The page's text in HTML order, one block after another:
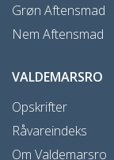
Grøn Aftensmad
Nem Aftensmad
VALDEMARSRO
Opskrifter
Råvareindeks
Om Valdemarsro